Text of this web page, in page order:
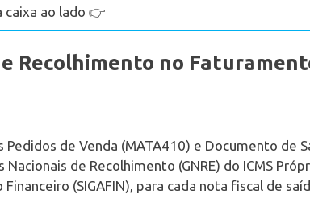
caixa ao lado 👉
Recolhimento no
de Venda (MATA410) e Documento de
de Recolhimento (GNRE) do ICMS
(SIGAFIN), para cada nota fiscal de